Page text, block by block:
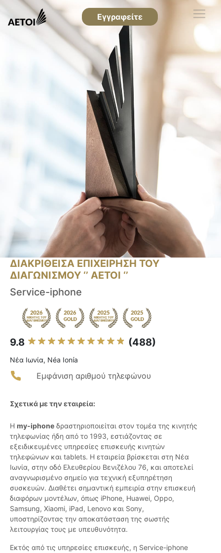
Εγγραφείτε
ΔΙΑΚΡΙΘΕΙΣΑ ΕΠΙΧΕΙΡΗΣΗ ΤΟΥ
ΔΙΑΓΩΝΙΣΜΟΥ ‘’ ΑΕΤΟΙ ‘’
Service-iphone
9.8 (488)
Νέα Ιωνία, Néa Ionía
Εμφάνιση αριθμού τηλεφώνου
Σχετικά με την εταιρεία:
Η my-iphone δραστηριοποιείται στον τομέα της κινητής
τηλεφωνίας ήδη από το 1993, εστιάζοντας σε
εξειδικευμένες υπηρεσίες επισκευής κινητών
τηλεφώνων και tablets. Η εταιρεία βρίσκεται στη Νέα
Ιωνία, στην οδό Ελευθερίου Βενιζέλου 76, και αποτελεί
αναγνωρισμένο σημείο για τεχνική εξυπηρέτηση
συσκευών. Διαθέτει σημαντική εμπειρία στην επισκευή
διαφόρων μοντέλων, όπως iPhone, Huawei, Oppo,
Samsung, Xiaomi, iPad, Lenovo και Sony,
υποστηρίζοντας την αποκατάσταση της σωστής
λειτουργίας τους με υπευθυνότητα.
Εκτός από τις υπηρεσίες επισκευής, η Service-iphone